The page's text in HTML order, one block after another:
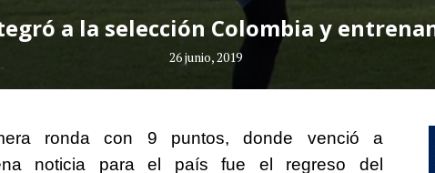
a la selección Colombia y
26 junio, 2019
ronda con 9 puntos, donde venció a
noticia para el país fue el regreso del